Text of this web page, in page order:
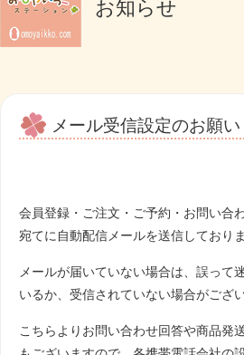
お知らせ
メール受信設定のお願い
会員登録・ご注文・ご予約・お問い合
宛てに自動配信メールを送信しておりま
メールが届いていない場合は、誤って
いるか、受信されていない場合がござい
こちらよりお問い合わせ回答や商品発